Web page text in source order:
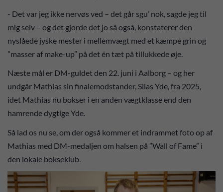
- Det var jeg ikke nervøs ved – det går sgu’ nok, sagde jeg til
mig selv – og det gjorde det jo så også, konstaterer den
nyslåede jyske mester i mellemvægt med et kæmpe grin og
”masser af make-up” på det én tæt på tillukkede øje.
Næste mål er DM-guldet den 22. juni i Aalborg – og her
undgår Mathias sin finalemodstander, Silas Yde, fra 2025,
idet Mathias nu bokser i en anden vægtklasse end den
hamrende dygtige Yde.
Så lad os nu se, om der også kommer et indrammet foto op af
Mathias med DM-medaljen om halsen på ”Wall of Fame” i
den lokale bokseklub.